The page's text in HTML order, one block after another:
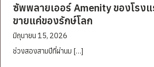
ซัพพลายเออร์ Amenity ของโรง
ขายแค่ของรักษ์โลก
มิถุนายน 15, 2026
ช่วงสองสามปีที่ผ่านม […]